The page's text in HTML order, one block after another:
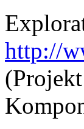
http://